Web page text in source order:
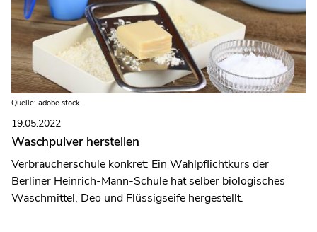
Quelle: adobe stock
19.05.2022
Waschpulver herstellen
Verbraucherschule konkret: Ein Wahlpflichtkurs der
Berliner Heinrich-Mann-Schule hat selber biologisches
Waschmittel, Deo und Flüssigseife hergestellt.